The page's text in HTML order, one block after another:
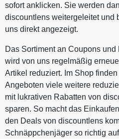
sofort anklicken. Sie werden
discountlens weitergeleitet und
uns direkt angezeigt.
Das Sortiment an Coupons
wird von uns regelmäßig
Artikel reduziert. Im Shop
Angeboten viele weitere
mit lukrativen Rabatten von
sparen. So macht das
den Deals von discountlens
Schnäppchenjäger so richtig